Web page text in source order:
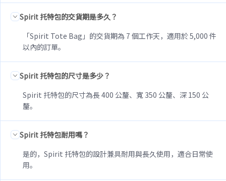
Spirit 托特包的交貨期是多久？
「Spirit Tote Bag」的交貨期為 7 個工作天，適用於 5,000 件
以內的訂單。
Spirit 托特包的尺寸是多少？
Spirit 托特包的尺寸為長 400 公釐、寬 350 公釐、深 150 公
釐。
Spirit 托特包耐用嗎？
是的，Spirit 托特包的設計兼具耐用與長久使用，適合日常使
用。